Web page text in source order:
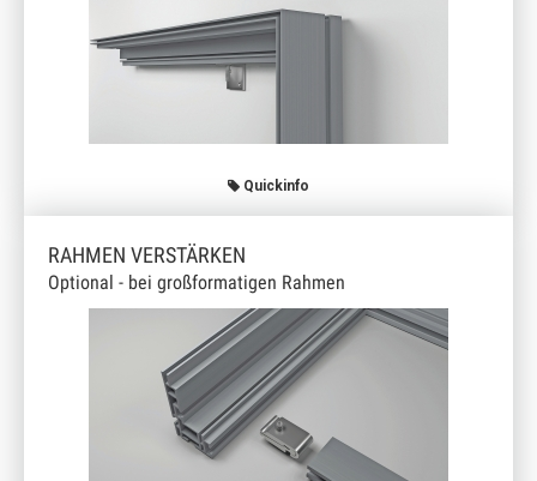
Quickinfo
RAHMEN VERSTÄRKEN
Optional - bei großformatigen Rahmen